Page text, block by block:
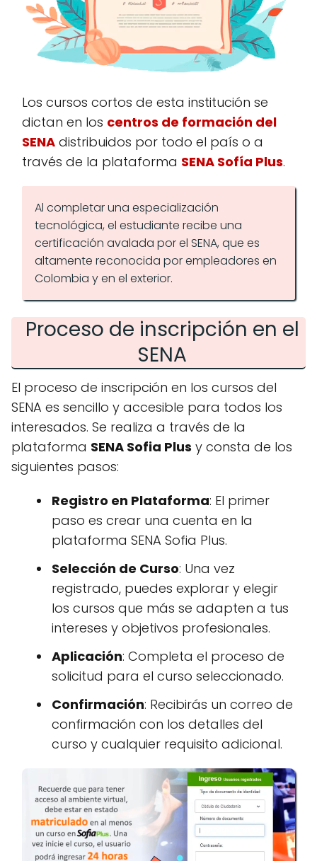
Gestión y administración
Salud y bioseguridad
Industria y producción
Los cursos cortos de esta institución se
dictan en los centros de formación del
SENA distribuidos por todo el país o a
través de la plataforma SENA Sofía Plus.
Al completar una especialización
tecnológica, el estudiante recibe una
certificación avalada por el SENA, que es
altamente reconocida por empleadores en
Colombia y en el exterior.
Proceso de inscripción en el
SENA
El proceso de inscripción en los cursos del
SENA es sencillo y accesible para todos los
interesados. Se realiza a través de la
plataforma SENA Sofia Plus y consta de los
siguientes pasos:
Registro en Plataforma: El primer
paso es crear una cuenta en la
plataforma SENA Sofia Plus.
Selección de Curso: Una vez
registrado, puedes explorar y elegir
los cursos que más se adapten a tus
intereses y objetivos profesionales.
Aplicación: Completa el proceso de
solicitud para el curso seleccionado.
Confirmación: Recibirás un correo de
confirmación con los detalles del
curso y cualquier requisito adicional.